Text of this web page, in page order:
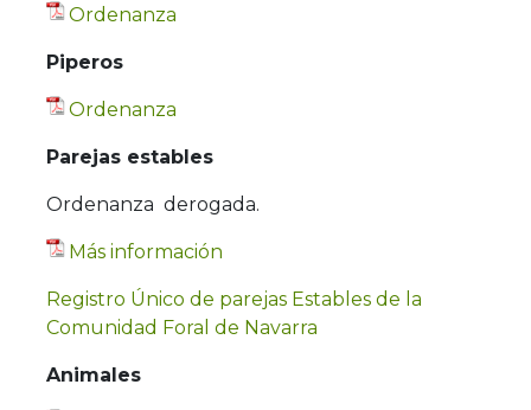
Ordenanza
Piperos
Ordenanza
Parejas estables
Ordenanza derogada.
Más información
Registro Único de parejas Estables de la
Comunidad Foral de Navarra
Animales